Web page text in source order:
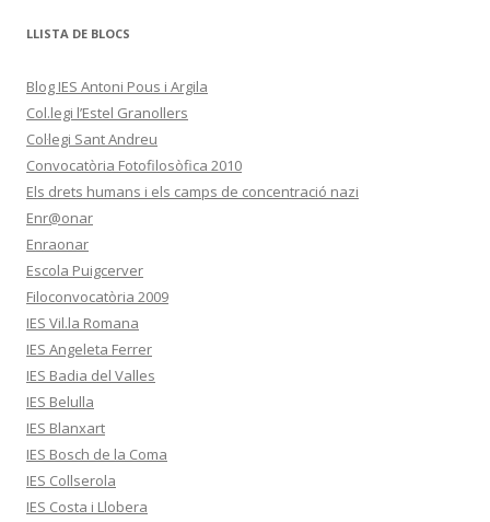
LLISTA DE BLOCS
Blog IES Antoni Pous i Argila
Col.legi l’Estel Granollers
Col·legi Sant Andreu
Convocatòria Fotofilosòfica 2010
Els drets humans i els camps de concentració nazi
Enr@onar
Enraonar
Escola Puigcerver
Filoconvocatòria 2009
IES Vil.la Romana
IES Angeleta Ferrer
IES Badia del Valles
IES Belulla
IES Blanxart
IES Bosch de la Coma
IES Collserola
IES Costa i Llobera